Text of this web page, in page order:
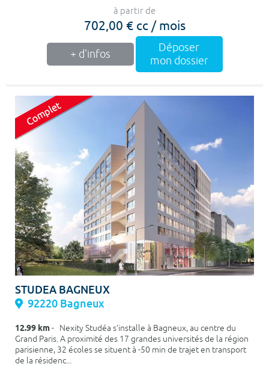
à partir de
702,00 € cc / mois
+ d'infos
Déposer
mon dossier
STUDEA BAGNEUX
92220 Bagneux
12.99 km- Nexity Studéa s’installe à Bagneux, au centre du
Grand Paris. A proximité des 17 grandes universités de la région
parisienne, 32 écoles se situent à -50 min de trajet en transport
de la résidenc...